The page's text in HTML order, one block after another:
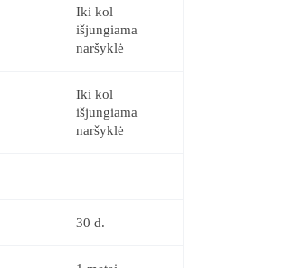
Iki kol
išjungiama
naršyklė
Iki kol
išjungiama
naršyklė
30 d.